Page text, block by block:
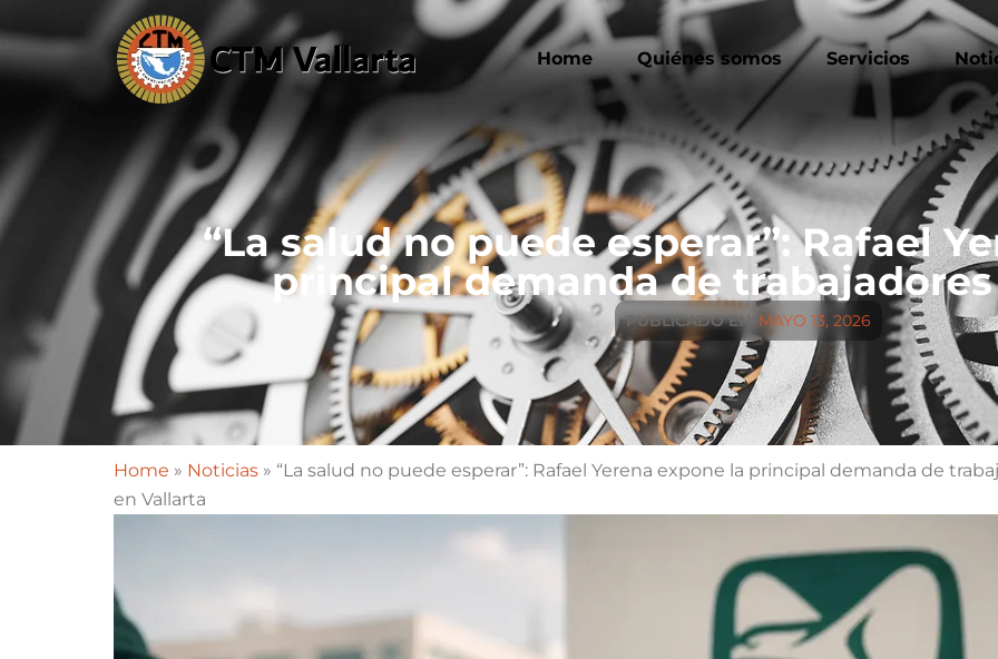
Home Quiénes somos Servicios
“La salud no puede esperar”: Rafael
principal demanda de
PUBLICADO EN: MAYO 13, 2026
Home » Noticias » “La salud no puede esperar”: Rafael Yerena expone la principal demanda de
en Vallarta